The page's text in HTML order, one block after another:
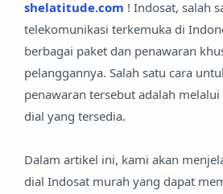
shelatitude.com ! Indosat, salah
telekomunikasi terkemuka di
berbagai paket dan penawaran
pelanggannya. Salah satu cara
penawaran tersebut adalah
dial yang tersedia.
Dalam artikel ini, kami akan
dial Indosat murah yang dapat